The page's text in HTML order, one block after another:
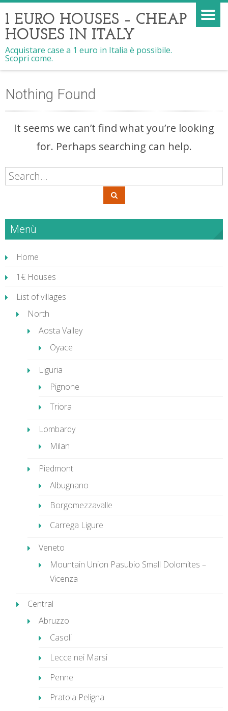
1 EURO HOUSES – CHEAP
HOUSES IN ITALY
Acquistare case a 1 euro in Italia è possibile.
Scopri come.
Nothing Found
It seems we can’t find what you’re looking
for. Perhaps searching can help.
Menù
Home
1€ Houses
List of villages
North
Aosta Valley
Oyace
Liguria
Pignone
Triora
Lombardy
Milan
Piedmont
Albugnano
Borgomezzavalle
Carrega Ligure
Veneto
Mountain Union Pasubio Small Dolomites –
Vicenza
Central
Abruzzo
Casoli
Lecce nei Marsi
Penne
Pratola Peligna